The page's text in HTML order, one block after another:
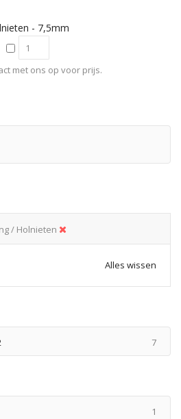
- 7,5mm
met ons op voor prijs.
/ Holnieten
Alles wissen
7
1